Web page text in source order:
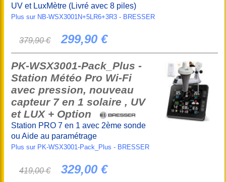
UV et LuxMètre (Livré avec 8 piles)
Plus sur NB-WSX3001N+5LR6+3R3 - BRESSER
379,90 € 299,90 €
PK-WSX3001-Pack_Plus -
Station Météo Pro Wi-Fi
avec pression, nouveau
capteur 7 en 1 solaire , UV
et LUX + Option
Station PRO 7 en 1 avec 2ème sonde
ou Aide au paramétrage
Plus sur PK-WSX3001-Pack_Plus - BRESSER
419,00 € 329,00 €